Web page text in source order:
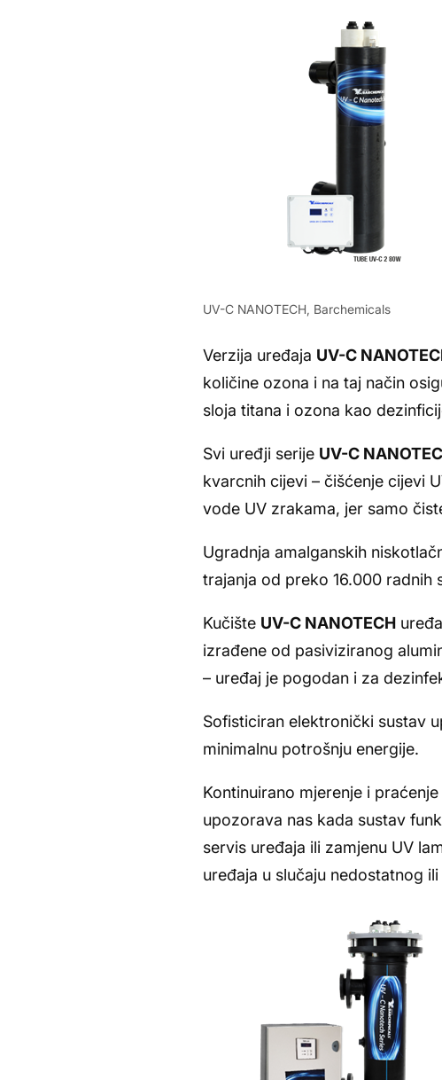
UV-C NANOTECH, Barchemicals
Verzija uređaja UV-C
količine ozona i na taj način
sloja titana i ozona kao
Svi uređji serije UV-C
kvarcnih cijevi – čišćenje cijevi
vode UV zrakama, jer samo
Ugradnja amalganskih
trajanja od preko 16.000 radnih
Kučište UV-C NANOTECH
izrađene od pasiviziranog
– uređaj je pogodan i za
Sofisticiran elektronički sustav
minimalnu potrošnju energije.
Kontinuirano mjerenje i
upozorava nas kada sustav
servis uređaja ili zamjenu UV
uređaja u slučaju nedostatnog